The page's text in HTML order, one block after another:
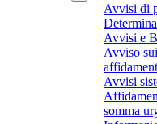
Avvisi di
Avvisi e
Avviso
Avvisi
somma